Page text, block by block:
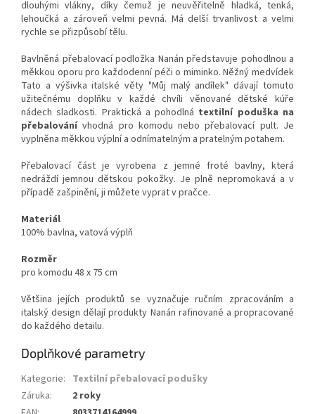
dlouhými vlákny, díky čemuž je neuvěřitelně hladká, tenká,
lehoučká a zároveň velmi pevná. Má delší trvanlivost a velmi
rychle se přizpůsobí tělu.
Bavlněná přebalovací podložka Nanán představuje pohodlnou a
měkkou oporu pro každodenní péči o miminko. Něžný medvídek
Tato a výšivka italské věty "Můj malý andílek" dávají tomuto
užitečnému doplňku v každé chvíli věnované dětské kúře
nádech sladkosti. Praktická a pohodlná textilní poduška na
přebalovánívhodná pro komodu nebo přebalovací pult. Je
vyplněna měkkou výplní a odnímatelným a pratelným potahem.
Přebalovací část je vyrobena z jemné froté bavlny, která
nedráždí jemnou dětskou pokožky. Je plně nepromokavá a v
případě zašpinění, ji můžete vyprat v pračce.
Materiál
100% bavlna, vatová výplň
Rozměr
pro komodu 48 x 75 cm
Většina jejích produktů se vyznačuje ručním zpracováním a
italský design dělají produkty Nanán rafinované a propracované
do každého detailu.
Doplňkové parametry
Kategorie: Textilní přebalovací podušky
Záruka:
2 roky